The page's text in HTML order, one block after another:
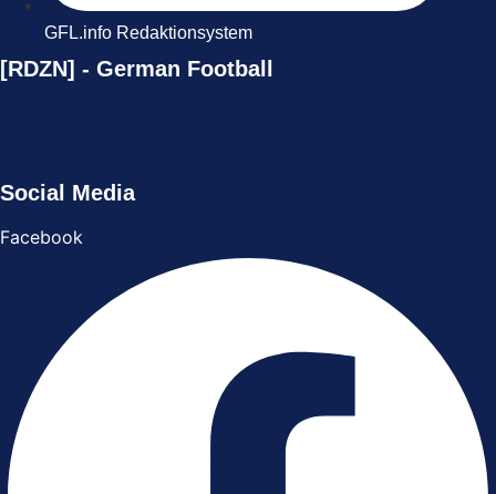
GFL.info Redaktionsystem
[RDZN] - German Football
Social Media
Facebook